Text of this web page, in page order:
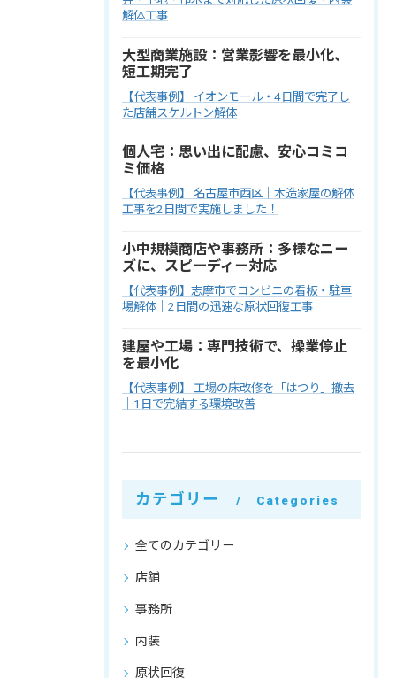
解体工事
大型商業施設：営業影響を最小化、
短工期完了
【代表事例】 イオンモール・4日間で完了し
た店舗スケルトン解体
個人宅：思い出に配慮、安心コミコ
ミ価格
【代表事例】 名古屋市西区｜木造家屋の解体
工事を2日間で実施しました！
小中規模商店や事務所：多様なニー
ズに、スピーディー対応
【代表事例】志摩市でコンビニの看板・駐車
場解体｜2日間の迅速な原状回復工事
建屋や工場：専門技術で、操業停止
を最小化
【代表事例】 工場の床改修を「はつり」撤去
｜1日で完結する環境改善
カテゴリー Categories
全てのカテゴリー
店舗
事務所
内装
原状回復